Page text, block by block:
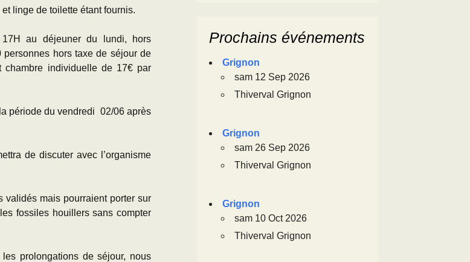
linge de toilette étant fournis.
au déjeuner du lundi, hors
hors taxe de séjour de
chambre individuelle de 17€ par
période du vendredi 02/06 après
de discuter avec l’organisme
validés mais pourraient porter sur
fossiles houillers sans compter
prolongations de séjour, nous
Prochains événements
Grignon
sam 12 Sep 2026
Thiverval Grignon
Grignon
sam 26 Sep 2026
Thiverval Grignon
Grignon
sam 10 Oct 2026
Thiverval Grignon